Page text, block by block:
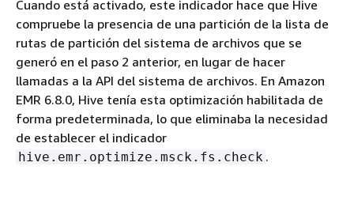
Cuando está activado, este indicador hace que Hive
compruebe la presencia de una partición de la lista de
rutas de partición del sistema de archivos que se
generó en el paso 2 anterior, en lugar de hacer
llamadas a la API del sistema de archivos. En Amazon
EMR 6.8.0, Hive tenía esta optimización habilitada de
forma predeterminada, lo que eliminaba la necesidad
de establecer el indicador
hive.emr.optimize.msck.fs.check .